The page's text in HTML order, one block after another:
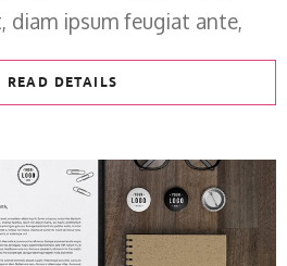
diam ipsum feugiat ante,
READ DETAILS